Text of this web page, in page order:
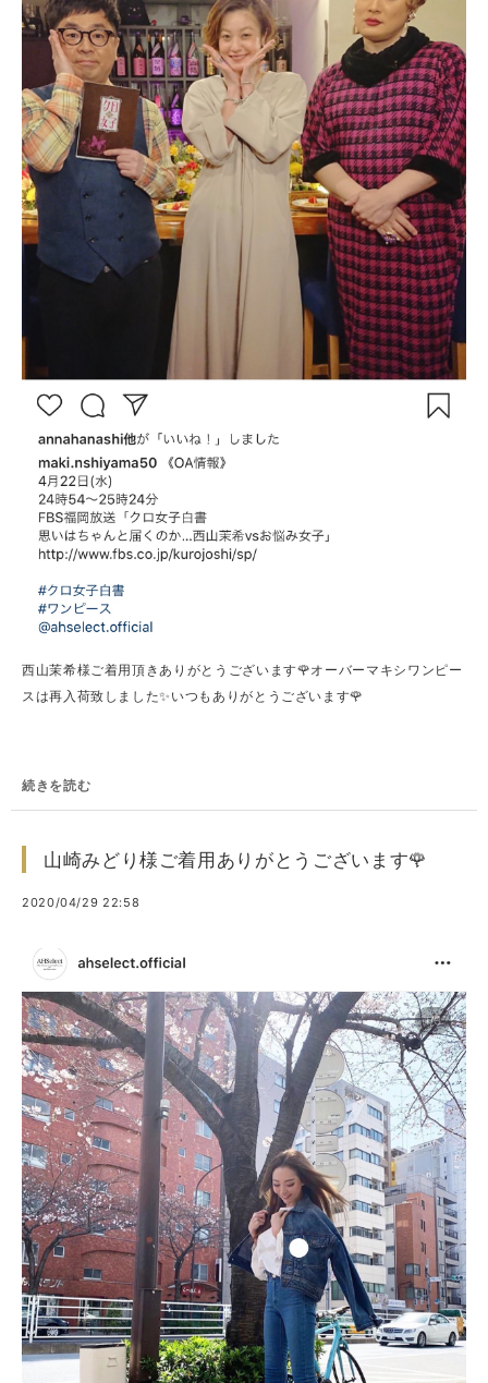
西山茉希様ご着用頂きありがとうございます🌹オーバーマキシワンピー
スは再入荷致しました✨いつもありがとうございます🌹
続きを読む
山崎みどり様ご着用ありがとうございます🌹
2020/04/29 22:58